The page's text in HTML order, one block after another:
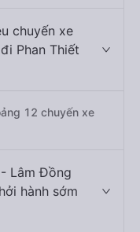
chuyến xe
Phan Thiết
12 chuyến xe
Lâm Đồng
hành sớm